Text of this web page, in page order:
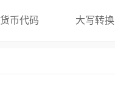
货币代码 大写转换